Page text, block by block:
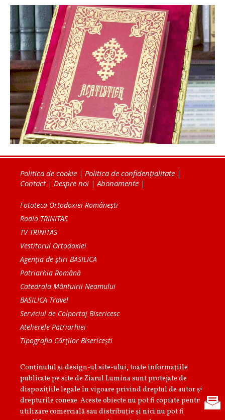
Politica de cookie | Politica de confidențialitate |
Contact| Despre noi | Abonamente |
Fototeca Ortodoxiei Românești
Radio TRINITAS
TV TRINITAS
Vestitorul Ortodoxiei
Agenţia de ştiri BASILICA
Patriarhia Română
Catedrala Mântuirii Neamului
BASILICA Travel
Serviciul de Colportaj Bisericesc
Atelierele Patriarhiei
Tipografia Cărţilor Bisericeşti
Conținutul și design-ul site-ului, toate informaţiile
publicate pe site de Ziarul Lumina sunt protejate de
dispoziţiile legale în vigoare privind dreptul de autor şi
drepturile conexe. Aceste obiecte nu pot fi copiate pentru
utilizare comercială sau distribuţie şi nici nu pot fi